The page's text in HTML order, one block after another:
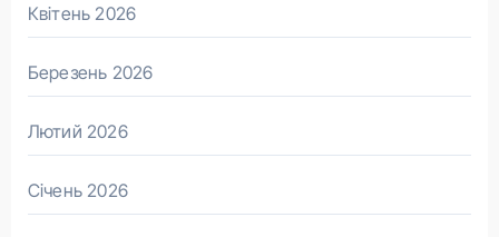
Квітень 2026
Березень 2026
Лютий 2026
Січень 2026